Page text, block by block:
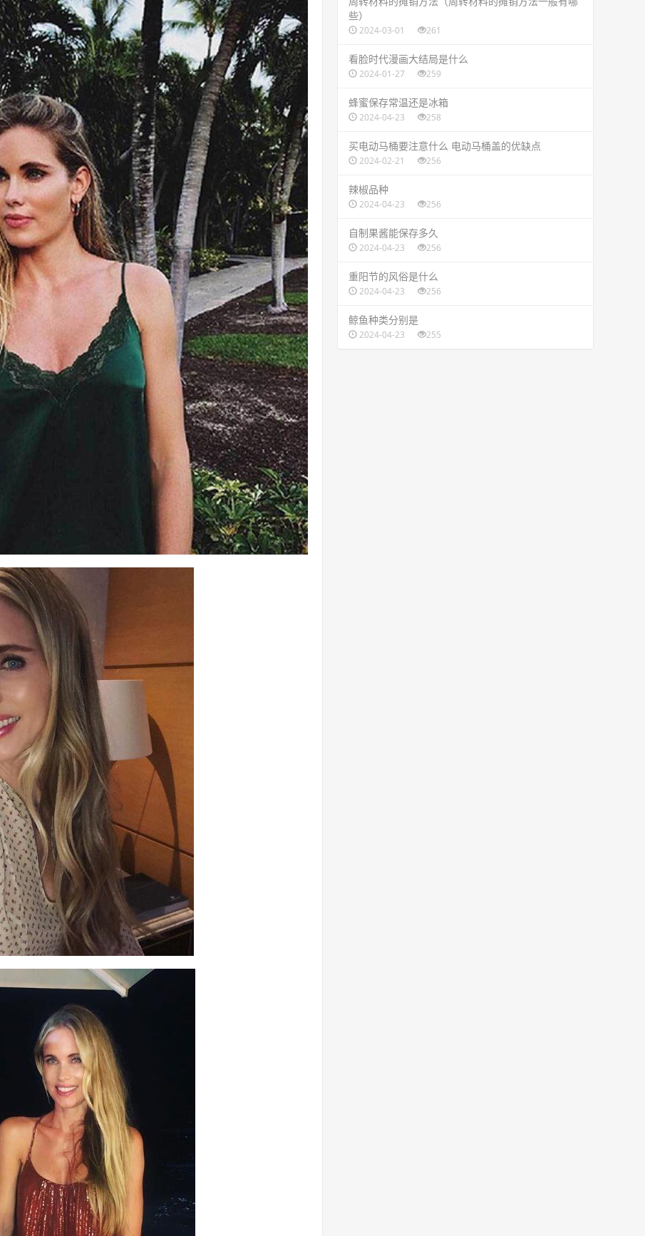
些）
2024-03-01 261
​看脸时代漫画大结局是什么
2024-01-27 259
​蜂蜜保存常温还是冰箱
2024-04-23 258
​买电动马桶要注意什么 电动马桶盖的优缺点
2024-02-21 256
​辣椒品种
2024-04-23 256
​自制果酱能保存多久
2024-04-23 256
​重阳节的风俗是什么
2024-04-23 256
​鲸鱼种类分别是
2024-04-23 255